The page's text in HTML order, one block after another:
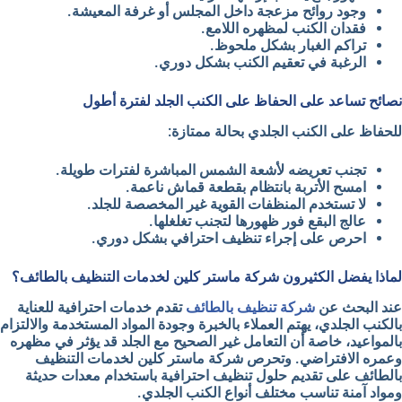
وجود روائح مزعجة داخل المجلس أو غرفة المعيشة.
فقدان الكنب لمظهره اللامع.
تراكم الغبار بشكل ملحوظ.
الرغبة في تعقيم الكنب بشكل دوري.
نصائح تساعد على الحفاظ على الكنب الجلد لفترة أطول
للحفاظ على الكنب الجلدي بحالة ممتازة:
تجنب تعريضه لأشعة الشمس المباشرة لفترات طويلة.
امسح الأتربة بانتظام بقطعة قماش ناعمة.
لا تستخدم المنظفات القوية غير المخصصة للجلد.
عالج البقع فور ظهورها لتجنب تغلغلها.
احرص على إجراء تنظيف احترافي بشكل دوري.
لماذا يفضل الكثيرون شركة ماستر كلين لخدمات التنظيف بالطائف؟
عند البحث عن شركة تنظيف بالطائف تقدم خدمات احترافية للعناية
بالكنب الجلدي، يهتم العملاء بالخبرة وجودة المواد المستخدمة والالتزام
بالمواعيد، خاصة أن التعامل غير الصحيح مع الجلد قد يؤثر في مظهره
وعمره الافتراضي. وتحرص شركة ماستر كلين لخدمات التنظيف
بالطائف على تقديم حلول تنظيف احترافية باستخدام معدات حديثة
ومواد آمنة تناسب مختلف أنواع الكنب الجلدي.